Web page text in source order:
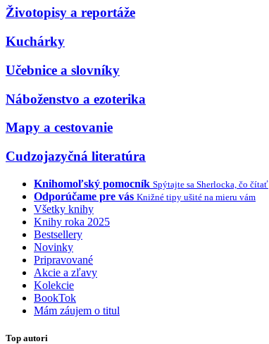
Životopisy a reportáže
Kuchárky
Učebnice a slovníky
Náboženstvo a ezoterika
Mapy a cestovanie
Cudzojazyčná literatúra
Knihomoľský pomocník Spýtajte sa Sherlocka, čo čítať
Odporúčame pre vás Knižné tipy ušité na mieru vám
Všetky knihy
Knihy roka 2025
Bestsellery
Novinky
Pripravované
Akcie a zľavy
Kolekcie
BookTok
Mám záujem o titul
Top autori